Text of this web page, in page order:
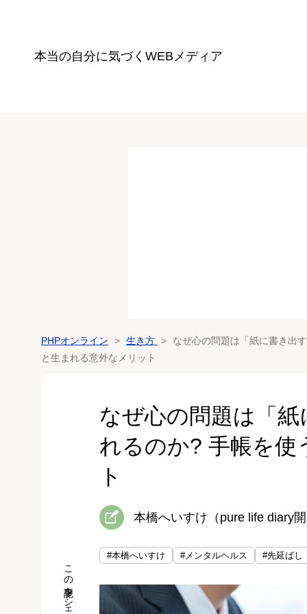
本当の自分に気づく WEBメディア
PHPオンライン 生き方
なぜ心の問題は「紙に書き出
と生まれる意外なメリット
なぜ心の問題は「
れるのか? 手帳を使
ト
本橋へいすけ（pure life diary
#本橋へいすけ #メンタルヘルス #先延ばし
この記事をシェア